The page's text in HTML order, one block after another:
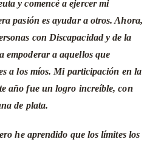
y comencé a ejercer mi
pasión es ayudar a otros. Ahora,
con Discapacidad y de la
empoderar a aquellos que
a los míos. Mi participación en la
año fue un logro increíble, con
de plata.
he aprendido que los límites los